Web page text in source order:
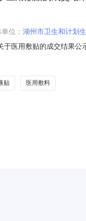
位： 湖州市卫生和计划
于医用敷贴的成交结果
文件》中评标办法及标
3M）
贴 医用敷料